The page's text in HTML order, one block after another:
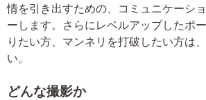
情を引き出すための、コミュニケーシ
ーします。さらにレベルアップしたポ
りたい方、マンネリを打破したい方は
い。
どんな撮影か